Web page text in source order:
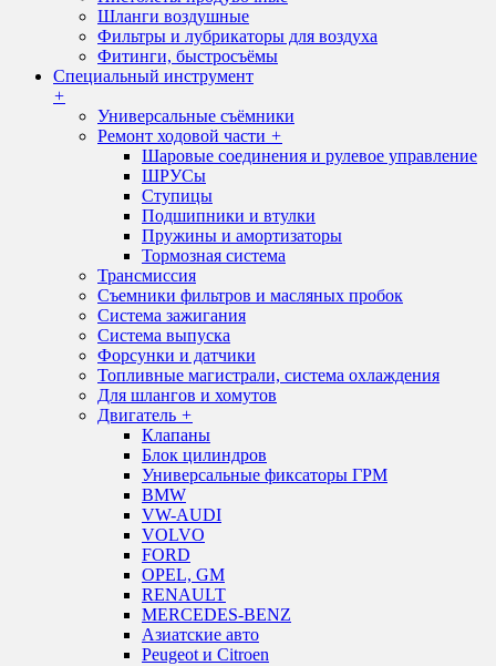
Шланги воздушные
Фильтры и лубрикаторы для воздуха
Фитинги, быстросъёмы
Специальный инструмент
+
Универсальные съёмники
Ремонт ходовой части +
Шаровые соединения и рулевое управление
ШРУСы
Ступицы
Подшипники и втулки
Пружины и амортизаторы
Тормозная система
Трансмиссия
Съемники фильтров и масляных пробок
Система зажигания
Система выпуска
Форсунки и датчики
Топливные магистрали, система охлаждения
Для шлангов и хомутов
Двигатель +
Клапаны
Блок цилиндров
Универсальные фиксаторы ГРМ
BMW
VW-AUDI
VOLVO
FORD
OPEL, GM
RENAULT
MERCEDES-BENZ
Азиатские авто
Peugeot и Citroen